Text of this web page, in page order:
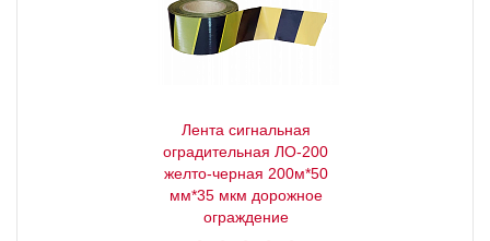
Лента сигнальная
оградительная ЛО-200
желто-черная 200м*50
мм*35 мкм дорожное
ограждение